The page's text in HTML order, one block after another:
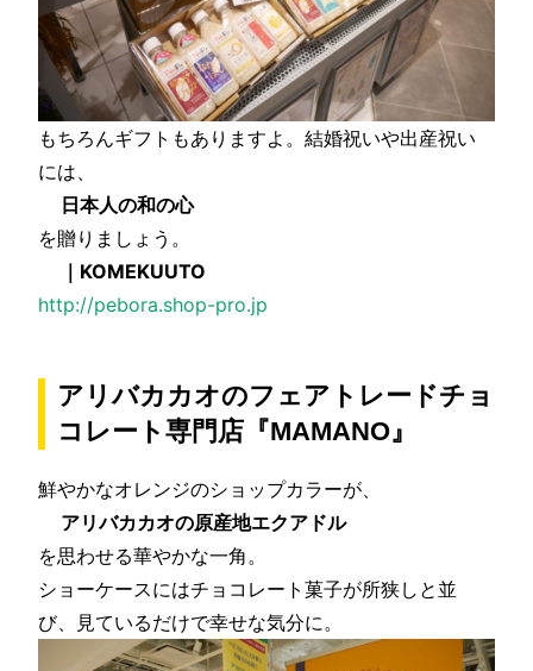
もちろんギフトもありますよ。結婚祝いや出産祝い
には、
日本人の和の心
を贈りましょう。
｜KOMEKUUTO
http://pebora.shop-pro.jp
アリバカカオのフェアトレードチョ
コレート専門店『MAMANO』
鮮やかなオレンジのショップカラーが、
アリバカカオの原産地エクアドル
を思わせる華やかな一角。
ショーケースにはチョコレート菓子が所狭しと並
び、見ているだけで幸せな気分に。